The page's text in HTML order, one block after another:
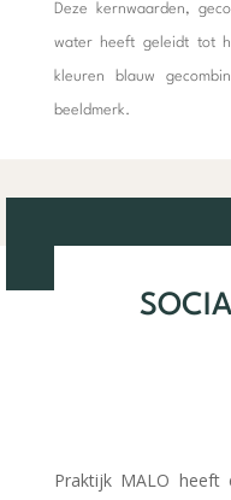
Deze kernwaarden,
water heeft geleidt tot
kleuren blauw
beeldmerk.
Praktijk MALO heeft